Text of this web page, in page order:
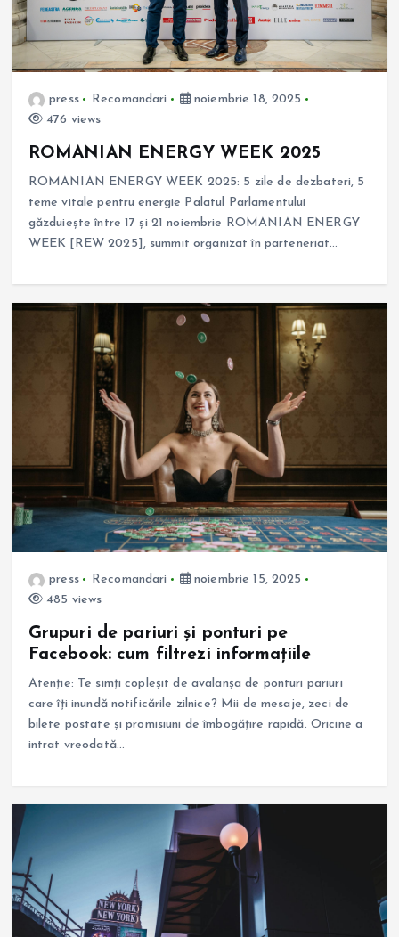
press Recomandari
noiembrie 18, 2025
476 views
ROMANIAN ENERGY WEEK 2025
ROMANIAN ENERGY WEEK 2025: 5 zile de dezbateri, 5
teme vitale pentru energie Palatul Parlamentului
găzduiește între 17 și 21 noiembrie ROMANIAN ENERGY
WEEK [REW 2025], summit organizat în parteneriat…
press Recomandari
noiembrie 15, 2025
485 views
Grupuri de pariuri și ponturi pe
Facebook: cum filtrezi informațiile
Atenție: Te simți copleșit de avalanșa de ponturi pariuri
care îți inundă notificările zilnice? Mii de mesaje, zeci de
bilete postate și promisiuni de îmbogățire rapidă. Oricine a
intrat vreodată…